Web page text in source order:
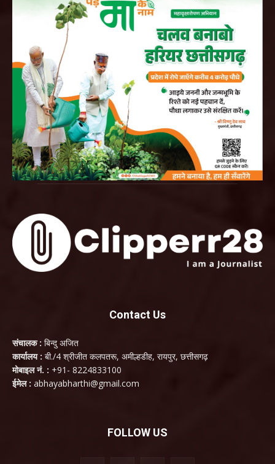
Contact Us
संचालक : बिन्दु अजित
कार्यालय : बी./4 श्रीजीत कलपतरू, अमील्हडीह, रायपुर, छत्तीसगढ़
मोबाइल नं. : +91- 8224833100
ईमेल : abhayabharthi@gmail.com
FOLLOW US